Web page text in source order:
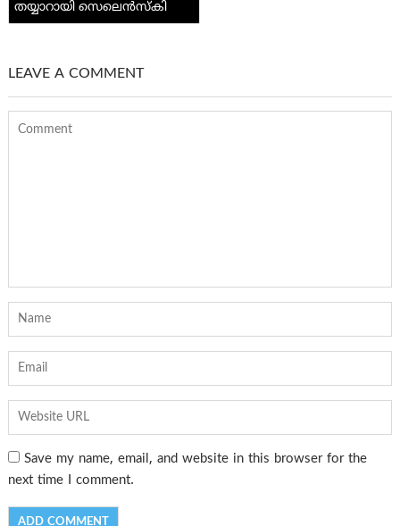
തയ്യാറായി സെലെൻസ്കി
LEAVE A COMMENT
Save my name, email, and website in this browser for the
next time I comment.